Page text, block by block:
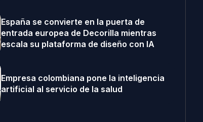
España se convierte en la puerta de
entrada europea de Decorilla mientras
escala su plataforma de diseño con IA
Empresa colombiana pone la inteligencia
artificial al servicio de la salud